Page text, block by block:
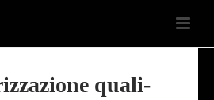
quali-